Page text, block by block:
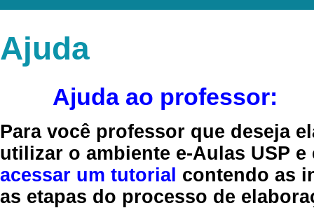
Ajuda
Ajuda ao professor:
Para você professor que deseja
utilizar o ambiente e-Aulas USP
acessar um tutorial contendo as
as etapas do processo de